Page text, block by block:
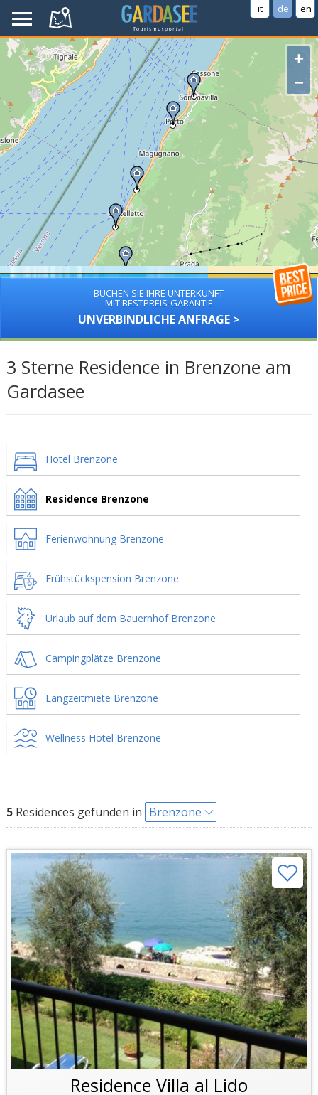
it de en
+
−
BUCHEN SIE IHRE UNTERKUNFT
MIT BESTPREIS-GARANTIE
UNVERBINDLICHE ANFRAGE >
3 Sterne Residence in Brenzone am
Gardasee
Hotel Brenzone
Residence Brenzone
Ferienwohnung Brenzone
Frühstückspension Brenzone
Urlaub auf dem Bauernhof Brenzone
Campingplätze Brenzone
Langzeitmiete Brenzone
Wellness Hotel Brenzone
5Residences gefunden in Brenzone
Residence Villa al Lido